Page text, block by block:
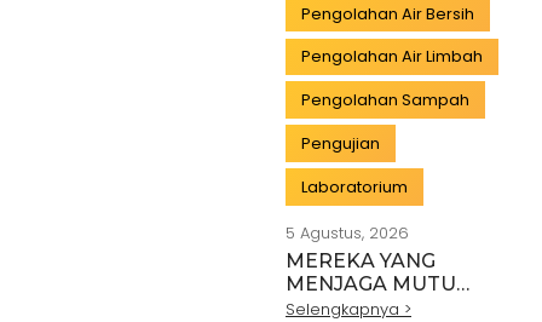
Pengolahan Air Bersih
Pengolahan Air Limbah
Pengolahan Sampah
Pengujian
Laboratorium
5 Agustus, 2026
MEREKA YANG
MENJAGA MUTU
INDONESIA:
Selengkapnya >